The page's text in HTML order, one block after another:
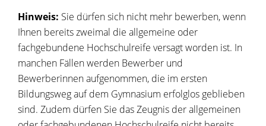
Hinweis: Sie dürfen sich nicht mehr bewerben, wenn
Ihnen bereitszweimal die allgemeine oder
fachgebundene Hochschulreife versagt worden ist. In
manchen Fällen werden Bewerber und
Bewerberinnen aufgenommen, die im ersten
Bildungsweg auf dem Gymnasium erfolglos geblieben
sind. Zudem dürfen Sie das Zeugnis der allgemeinen